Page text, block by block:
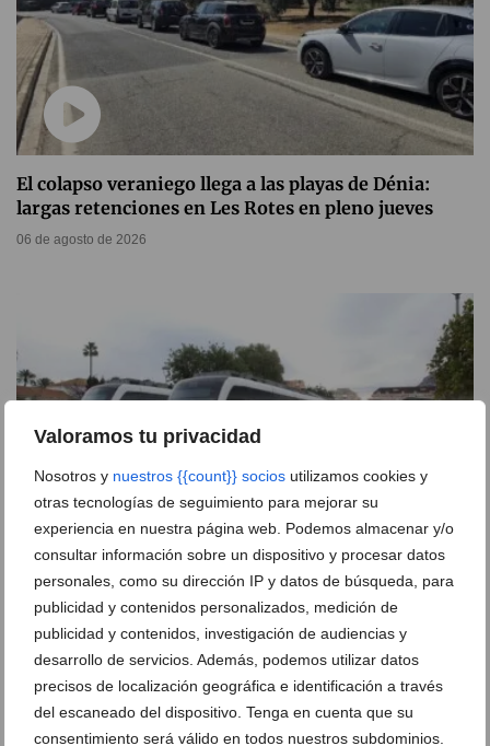
Valoramos tu privacidad
Nosotros y nuestros {{count}} socios utilizamos cookies y
otras tecnologías de seguimiento para mejorar su
experiencia en nuestra página web. Podemos almacenar y/o
consultar información sobre un dispositivo y procesar datos
personales, como su dirección IP y datos de búsqueda, para
publicidad y contenidos personalizados, medición de
publicidad y contenidos, investigación de audiencias y
desarrollo de servicios. Además, podemos utilizar datos
precisos de localización geográfica e identificación a través
del escaneado del dispositivo. Tenga en cuenta que su
consentimiento será válido en todos nuestros subdominios.
El colapso veraniego llega a las playas de Dénia:
largas retenciones en Les Rotes en pleno jueves
06 de agosto de 2026
Innovación contra el calor: experimentos con
pintura en la Línea 9 del TRAM para enfriar los
raíles